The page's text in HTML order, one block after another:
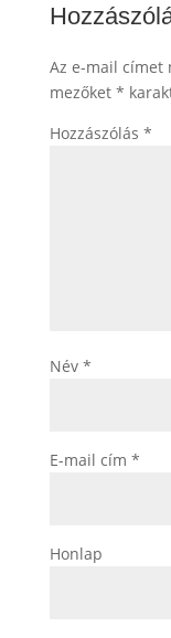
Az e-mail címet
mezőket *
Hozzászólás *
Név *
E-mail cím *
Honlap